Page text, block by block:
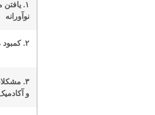
۱.
نوآورانه
۲. کمبود منابع علمی
۳.
و